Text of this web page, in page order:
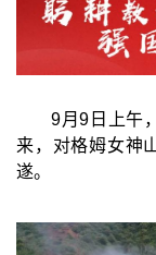
9月9日上午
来，对格姆女神
遂。